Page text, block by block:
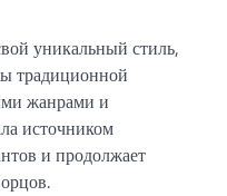
уникальный стиль,
традиционной
жанрами и
источником
и продолжает